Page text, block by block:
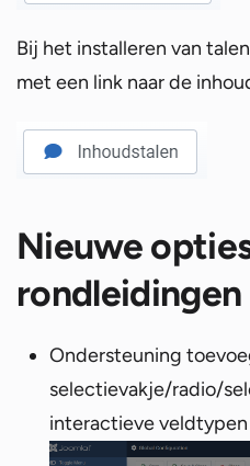
Bij het installeren van
met een link naar de
Nieuwe
rondleidingen
Ondersteuning
selectievakje/radio/
interactieve veldtypen